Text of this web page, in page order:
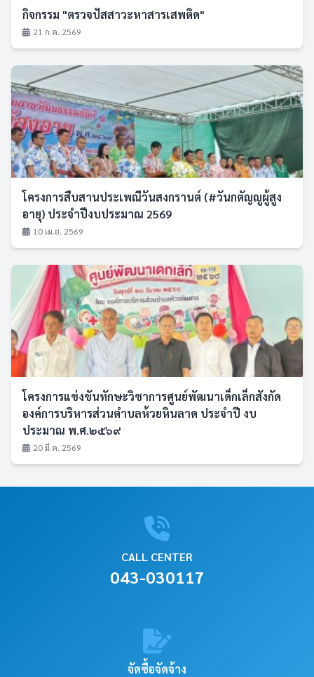
กิจกรรม "ตรวจปัสสาวะหาสารเสพติด"
21 ก.ค. 2569
โครงการสืบสานประเพณีวันสงกรานต์ (#วันกตัญญูผู้สูง
อายุ) ประจำปีงบประมาณ 2569
10 เม.ย. 2569
โครงการแข่งขันทักษะวิชาการศูนย์พัฒนาเด็กเล็กสังกัด
องค์การบริหารส่วนตำบลห้วยหินลาด ประจำปี งบ
ประมาณ พ.ศ.๒๕๖๙
20 มี.ค. 2569
CALL CENTER
043-030117
จัดซื้อจัดจ้าง